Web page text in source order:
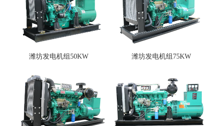
潍坊发电机组50KW 潍坊发电机组75KW